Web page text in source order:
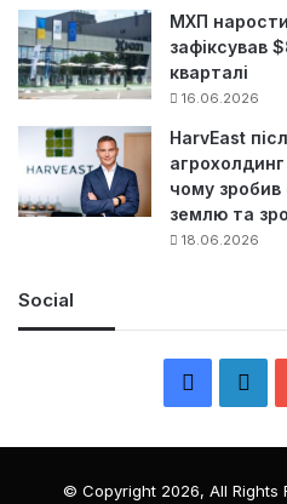
МХП
зафіксував
кварталі
16.06.2026
HarvEast
агрохолдинг
чому зробив
землю та
18.06.2026
Social
c
n
© Copyright 2026, All Rights